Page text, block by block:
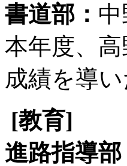
書道部：
本年度、
成績を導い
[教育]
進路指導部